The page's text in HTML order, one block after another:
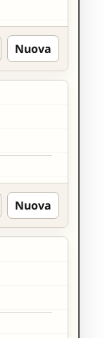
Nuova
Nuova